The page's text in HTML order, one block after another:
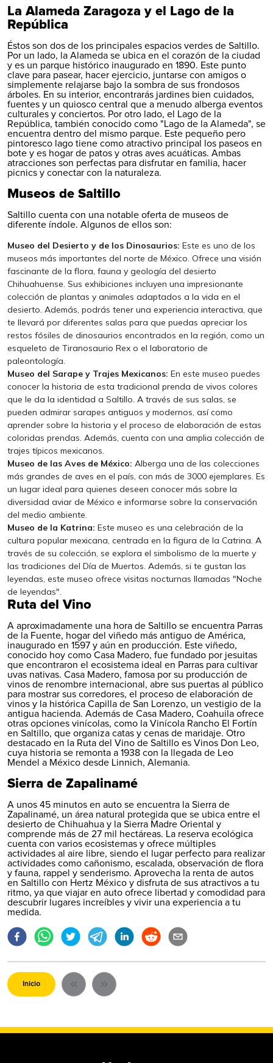
La Alameda Zaragoza y el Lago de la
República
Éstos son dos de los principales espacios verdes de Saltillo.
Por un lado, la Alameda se ubica en el corazón de la ciudad
y es un parque histórico inaugurado en 1890. Este punto
clave para pasear, hacer ejercicio, juntarse con amigos o
simplemente relajarse bajo la sombra de sus frondosos
árboles. En su interior, encontrarás jardines bien cuidados,
fuentes y un quiosco central que a menudo alberga eventos
culturales y conciertos. Por otro lado, el Lago de la
República, también conocido como "Lago de la Alameda", se
encuentra dentro del mismo parque. Este pequeño pero
pintoresco lago tiene como atractivo principal los paseos en
bote y es hogar de patos y otras aves acuáticas. Ambas
atracciones son perfectas para disfrutar en familia, hacer
picnics y conectar con la naturaleza.
Museos de Saltillo
Saltillo cuenta con una notable oferta de museos de
diferente índole. Algunos de ellos son:
Museo del Desierto y de los Dinosaurios: Este es uno de los
museos más importantes del norte de México. Ofrece una visión
fascinante de la flora, fauna y geología del desierto
Chihuahuense. Sus exhibiciones incluyen una impresionante
colección de plantas y animales adaptados a la vida en el
desierto. Además, podrás tener una experiencia interactiva, que
te llevará por diferentes salas para que puedas apreciar los
restos fósiles de dinosaurios encontrados en la región, como un
esqueleto de Tiranosaurio Rex o el laboratorio de
paleontología.
Museo del Sarape y Trajes Mexicanos: En este museo puedes
conocer la historia de esta tradicional prenda de vivos colores
que le da la identidad a Saltillo. A través de sus salas, se
pueden admirar sarapes antiguos y modernos, así como
aprender sobre la historia y el proceso de elaboración de estas
coloridas prendas. Además, cuenta con una amplia colección de
trajes típicos mexicanos.
Museo de las Aves de México: Alberga una de las colecciones
más grandes de aves en el país, con más de 3000 ejemplares. Es
un lugar ideal para quienes deseen conocer más sobre la
diversidad aviar de México e informarse sobre la conservación
del medio ambiente.
Museo de la Katrina: Este museo es una celebración de la
cultura popular mexicana, centrada en la figura de la Catrina. A
través de su colección, se explora el simbolismo de la muerte y
las tradiciones del Día de Muertos. Además, si te gustan las
leyendas, este museo ofrece visitas nocturnas llamadas "Noche
de leyendas".
Ruta del Vino
A aproximadamente una hora de Saltillo se encuentra Parras
de la Fuente, hogar del viñedo más antiguo de América,
inaugurado en 1597 y aún en producción. Este viñedo,
conocido hoy como Casa Madero, fue fundado por jesuitas
que encontraron el ecosistema ideal en Parras para cultivar
uvas nativas. Casa Madero, famosa por su producción de
vinos de renombre internacional, abre sus puertas al público
para mostrar sus corredores, el proceso de elaboración de
vinos y la histórica Capilla de San Lorenzo, un vestigio de la
antigua hacienda. Además de Casa Madero, Coahuila ofrece
otras opciones vinícolas, como la Vinícola Rancho El Fortín
en Saltillo, que organiza catas y cenas de maridaje. Otro
destacado en la Ruta del Vino de Saltillo es Vinos Don Leo,
cuya historia se remonta a 1938 con la llegada de Leo
Mendel a México desde Linnich, Alemania.
Sierra de Zapalinamé
A unos 45 minutos en auto se encuentra la Sierra de
Zapalinamé, un área natural protegida que se ubica entre el
desierto de Chihuahua y la Sierra Madre Oriental y
comprende más de 27 mil hectáreas. La reserva ecológica
cuenta con varios ecosistemas y ofrece múltiples
actividades al aire libre, siendo el lugar perfecto para realizar
actividades como cañonismo, escalada, observación de flora
y fauna, rappel y senderismo. Aprovecha la renta de autos
en Saltillo con Hertz México y disfruta de sus atractivos a tu
ritmo, ya que viajar en auto ofrece libertad y comodidad para
descubrir lugares increíbles y vivir una experiencia a tu
medida.
Inicio